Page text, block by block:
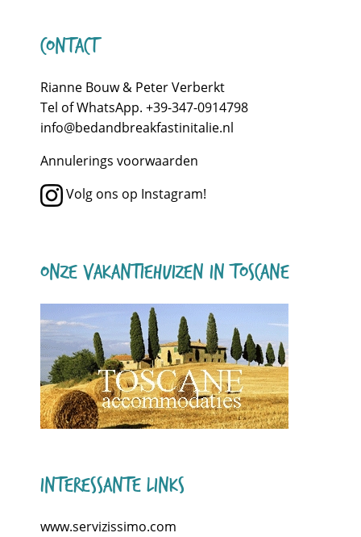
Contact
Rianne Bouw & Peter Verberkt
Tel of WhatsApp. +39-347-0914798
info@bedandbreakfastinitalie.nl
Annulerings voorwaarden
Volg ons op Instagram!
Onze vakantiehuizen in Toscane
Interessante links
www.servizissimo.com